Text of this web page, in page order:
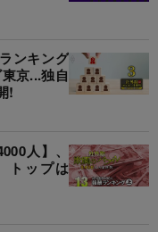
ンキング
京...独自
!
人】、
トップは